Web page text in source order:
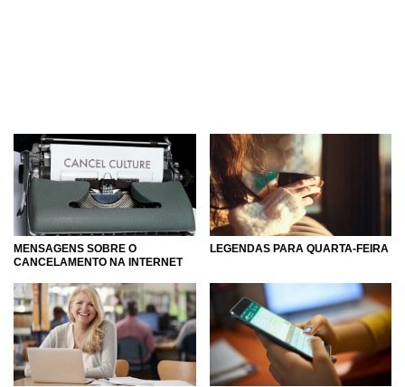
MENSAGENS SOBRE O
CANCELAMENTO NA INTERNET
LEGENDAS PARA QUARTA-FEIRA